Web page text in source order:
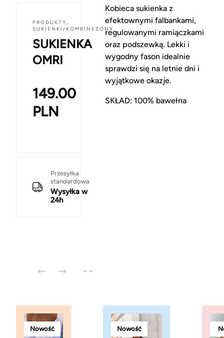
PRODUKTY,
SUKIENKI/KOMBINEZONY
SUKIENKA
OMRI
149.00
PLN
Przesyłka
standardowa
Wysyłka w
24h
Kobieca sukienka z
efektownymi falbankami,
regulowanymi ramiączkami
oraz podszewką. Lekki i
wygodny fason idealnie
sprawdzi się na letnie dni i
wyjątkowe okazje.
SKŁAD: 100% bawełna
Nowość Nowość